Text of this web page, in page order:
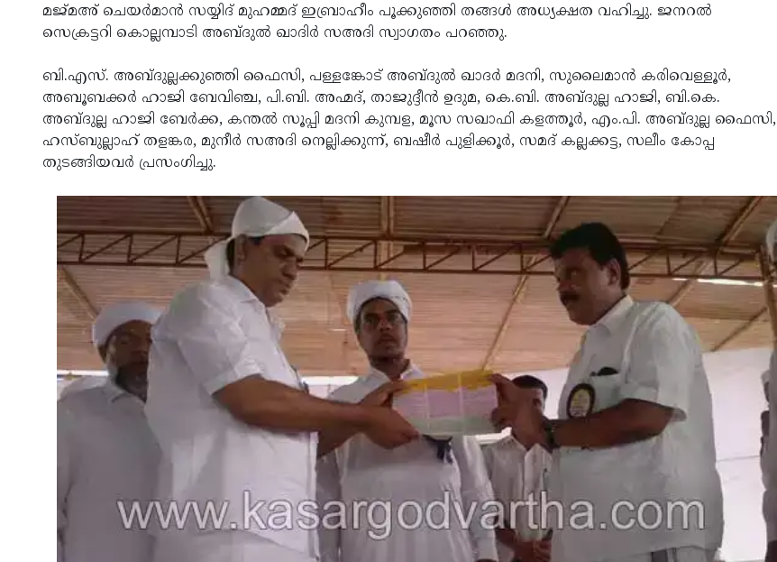
മജ്മഅ് ചെയര്‍മാന്‍ സയ്യിദ് മുഹമ്മദ് ഇബ്രാഹീം പൂക്കുഞ്ഞി തങ്ങള്‍ അധ്യക്ഷത വഹിച്ചു. ജനറല്‍
സെക്രട്ടറി കൊല്ലമ്പാടി അബ്ദുല്‍ ഖാദിര്‍ സഅദി സ്വാഗതം പറഞ്ഞു.
ബി.എസ്. അബ്ദുല്ലക്കുഞ്ഞി ഫൈസി, പള്ളങ്കോട് അബ്ദുല്‍ ഖാദര്‍ മദനി, സുലൈമാന്‍ കരിവെള്ളൂര്‍,
അബൂബക്കര്‍ ഹാജി ബേവിഞ്ച, പി.ബി. അഹ്മദ്, താജുദ്ദീന്‍ ഉദുമ, കെ.ബി. അബ്ദുല്ല ഹാജി, ബി.കെ.
അബ്ദുല്ല ഹാജി ബേര്‍ക്ക, കന്തല്‍ സൂപ്പി മദനി കുമ്പള, മൂസ സഖാഫി കളത്തൂര്‍, എം.പി. അബ്ദുല്ല ഫൈസി,
ഹസ്ബുല്ലാഹ് തളങ്കര, മുനീര്‍ സഅദി നെല്ലിക്കുന്ന്, ബഷീര്‍ പുളിക്കൂര്‍, സമദ് കല്ലക്കട്ട, സലീം കോപ്പ
തുടങ്ങിയവര്‍ പ്രസംഗിച്ചു.